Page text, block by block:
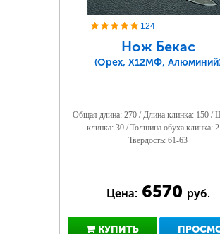
124
Нож Бекас
(Орех, Х12МФ,
Общая длина: 270 / Длина клинка: 150 /
клинка: 30 / Толщина обуха клинка:
Твердость: 61-63
Цена: 6570 руб.
КУПИТЬ